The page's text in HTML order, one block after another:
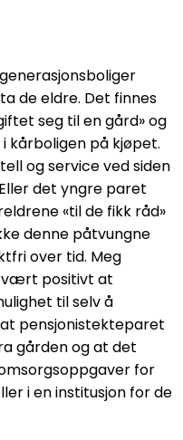
de eldre. Det finnes
seg til en gård» og
kårboligen på kjøpet.
og service ved siden
det yngre paret
«til de fikk råd»
denne påtvungne
over tid. Meg
vært positivt at
til selv å
pensjonistekteparet
gården og at det
for
i en institusjon for de